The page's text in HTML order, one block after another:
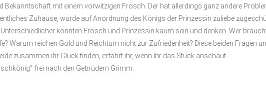
mit einem vorwitzigen Frosch. Der hat allerdings ganz andere
Zuhause, wurde auf Anordnung des Königs der Prinzessin zuliebe
könnten Frosch und Prinzessin kaum sein und denken. Wer
Warum reichen Gold und Reichtum nicht zur Zufriedenheit? Diese beiden Fragen
zusammen ihr Glück finden, erfahrt ihr, wenn ihr das Stück anschaut.
frei nach den Gebrüdern Grimm.